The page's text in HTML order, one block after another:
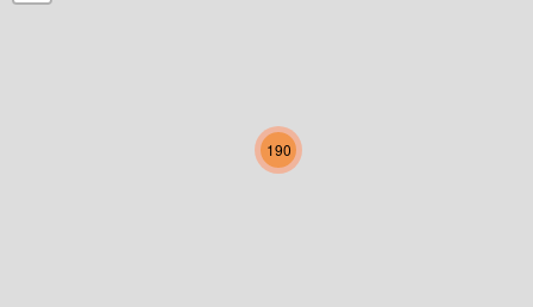
Niederösterreich
Oberösterreich
190